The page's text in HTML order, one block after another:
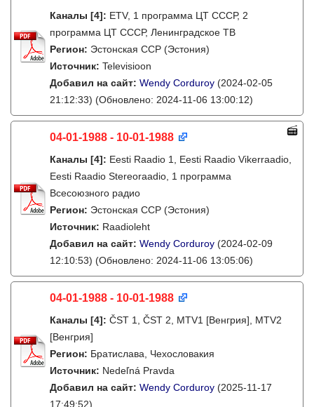
Каналы [4]: ETV, 1 программа ЦТ СССР, 2
программа ЦТ СССР, Ленинградское ТВ
Регион: Эстонская ССР (Эстония)
Источник: Televisioon
Добавил на сайт: Wendy Corduroy (2024-02-05
21:12:33) (Обновлено: 2024-11-06 13:00:12)
04-01-1988 - 10-01-1988
Каналы [4]: Eesti Raadio 1, Eesti Raadio Vikerraadio,
Eesti Raadio Stereoraadio, 1 программа
Всесоюзного радио
Регион: Эстонская ССР (Эстония)
Источник: Raadioleht
Добавил на сайт: Wendy Corduroy (2024-02-09
12:10:53) (Обновлено: 2024-11-06 13:05:06)
04-01-1988 - 10-01-1988
Каналы [4]: ČST 1, ČST 2, MTV1 [Венгрия], MTV2
[Венгрия]
Регион: Братислава, Чехословакия
Источник: Nedeľná Pravda
Добавил на сайт: Wendy Corduroy (2025-11-17
17:49:52)